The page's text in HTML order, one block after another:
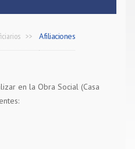
Afiliaciones
en la Obra Social (Casa